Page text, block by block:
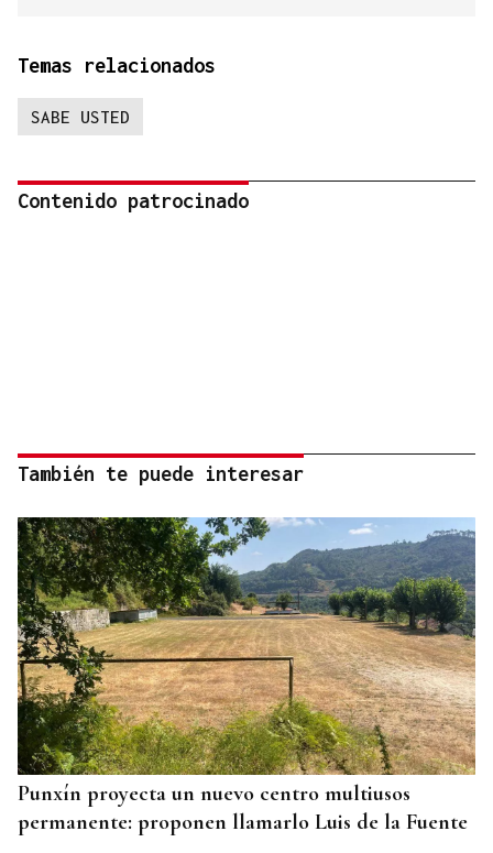
Temas relacionados
SABE USTED
Contenido patrocinado
También te puede interesar
Punxín proyecta un nuevo centro multiusos
permanente: proponen llamarlo Luis de la Fuente